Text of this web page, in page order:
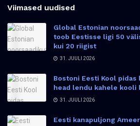
Viimased uudised
Global Estonian
toob Eestisse ligi 50
kui 20 riigist
31. JUULI 2026
Bostoni Eesti Kool pidas
head lendu kahele kooli
31. JUULI 2026
Eesti kanapuljong